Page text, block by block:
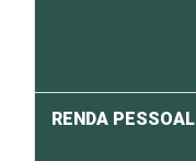
RENDA PESSOAL